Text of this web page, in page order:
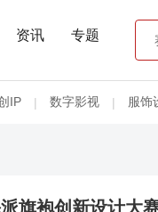
资讯 专题
IP | 数字影视 | 服饰
旗袍创新设计大